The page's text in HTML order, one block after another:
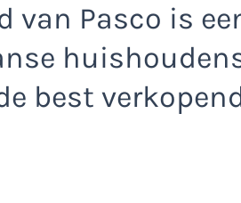
van Pasco is
best